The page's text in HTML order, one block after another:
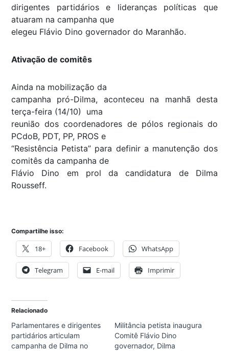
dirigentes partidários e lideranças políticas que
atuaram na campanha que
elegeu Flávio Dino governador do Maranhão.
Ativação de comitês
Ainda na mobilização da
campanha pró-Dilma, aconteceu na manhã desta
terça-feira (14/10) uma
reunião dos coordenadores de pólos regionais do
PCdoB, PDT, PP, PROS e
“Resistência Petista” para definir a manutenção dos
comitês da campanha de
Flávio Dino em prol da candidatura de Dilma
Rousseff.
Compartilhe isso:
18+ Facebook WhatsApp
Telegram E-mail Imprimir
Relacionado
Parlamentares e dirigentes
partidários articulam
campanha de Dilma no
Militância petista inaugura
Comitê Flávio Dino
governador, Dilma